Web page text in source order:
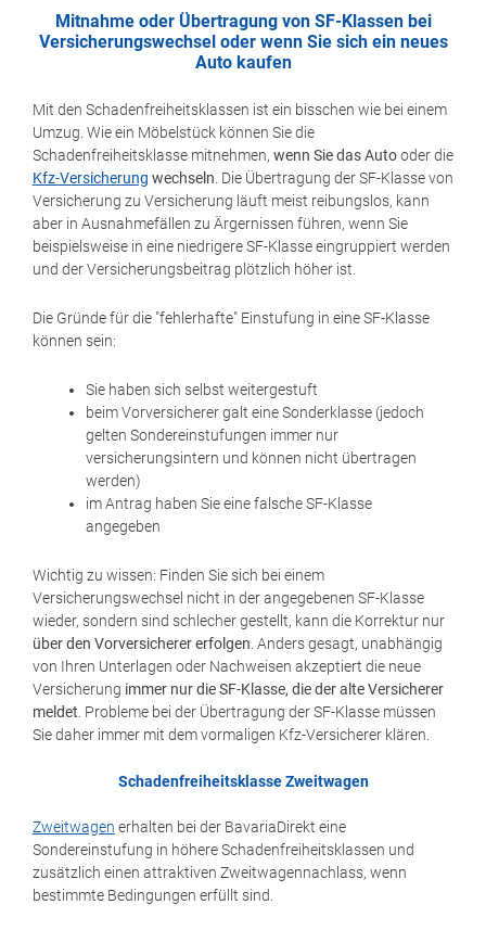
Mitnahme oder Übertragung von SF-Klassen bei
Versicherungswechsel oder wenn Sie sich ein neues
Auto kaufen
Mit den Schadenfreiheitsklassen ist ein bisschen wie bei einem
Umzug. Wie ein Möbelstück können Sie die
Schadenfreiheitsklasse mitnehmen, wenn Sie das Autooder die
Kfz-Versicherung wechseln . Die Übertragung der SF-Klasse von
Versicherung zu Versicherung läuft meist reibungslos, kann
aber in Ausnahmefällen zu Ärgernissen führen, wenn Sie
beispielsweise in eine niedrigere SF-Klasse eingruppiert werden
und der Versicherungsbeitrag plötzlich höher ist.
Die Gründe für die "fehlerhafte" Einstufung in eine SF-Klasse
können sein:
Sie haben sich selbst weitergestuft
beim Vorversicherer galt eine Sonderklasse (jedoch
gelten Sondereinstufungen immer nur
versicherungsintern und können nicht übertragen
werden)
im Antrag haben Sie eine falsche SF-Klasse
angegeben
Wichtig zu wissen: Finden Sie sich bei einem
Versicherungswechsel nicht in der angegebenen SF-Klasse
wieder, sondern sind schlecher gestellt, kann die Korrektur nur
über den Vorversicherer erfolgen . Anders gesagt, unabhängig
von Ihren Unterlagen oder Nachweisen akzeptiert die neue
Versicherung immer nur die SF-Klasse, die der alte Versicherer
meldet . Probleme bei der Übertragung der SF-Klasse müssen
Sie daher immer mit dem vormaligen Kfz-Versicherer klären.
Schadenfreiheitsklasse Zweitwagen
Zweitwagen erhalten bei der BavariaDirekt eine
Sondereinstufung in höhere Schadenfreiheitsklassen und
zusätzlich einen attraktiven Zweitwagennachlass, wenn
bestimmte Bedingungen erfüllt sind.